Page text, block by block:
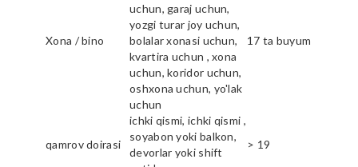
Xona / bino
uchun, garaj uchun,
yozgi turar joy uchun,
bolalar xonasi uchun,
kvartira uchun , xona
uchun, koridor uchun,
oshxona uchun, yo'lak
uchun
17 ta buyum
qamrov doirasi
ichki qismi, ichki qismi ,
soyabon yoki balkon,
devorlar yoki shift
> 19